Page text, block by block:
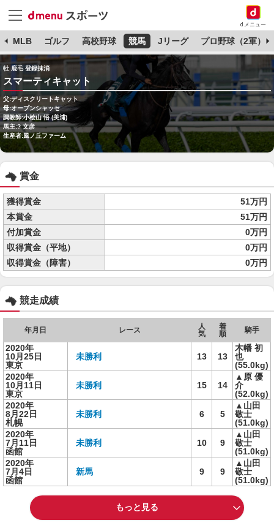
dメニュー
MLB ゴルフ 高校野球 競馬 Jリーグ プロ野球（2軍）
牡 鹿毛 登録抹消
スマーティキャット
父:ディスクリートキャット
母:オープンシャッセ
調教師:小桧山 悟 (美浦)
馬主:? 文彦
生産者:風ノ丘ファーム
賞金
獲得賞金
51万円
本賞金
51万円
付加賞金
0万円
収得賞金（平地）
0万円
収得賞金（障害）
0万円
競走成績
年月日 レース
人
気
着
順
騎手
2020年
10月25日
東京
未勝利 13 13
木幡 初
也
(55.0kg)
2020年
10月11日
東京
未勝利 15 14
▲原 優
介
(52.0kg)
2020年
8月22日
札幌
未勝利 6 5
▲山田
敬士
(51.0kg)
2020年
7月11日
函館
未勝利 10 9
▲山田
敬士
(51.0kg)
2020年
7月4日
函館
新馬 9 9
▲山田
敬士
(51.0kg)
もっと見る